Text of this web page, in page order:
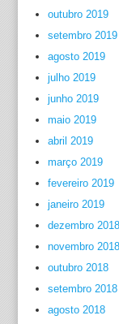
outubro 2019
setembro 2019
agosto 2019
julho 2019
junho 2019
maio 2019
abril 2019
março 2019
fevereiro 2019
janeiro 2019
dezembro 2018
novembro 2018
outubro 2018
setembro 2018
agosto 2018